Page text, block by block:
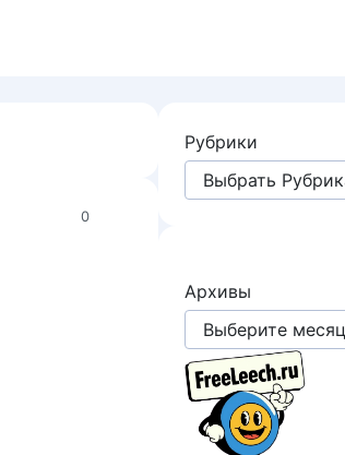
0
Рубрики
Архивы